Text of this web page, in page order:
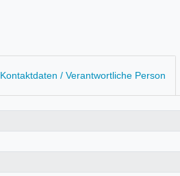
Kontaktdaten / Verantwortliche Person